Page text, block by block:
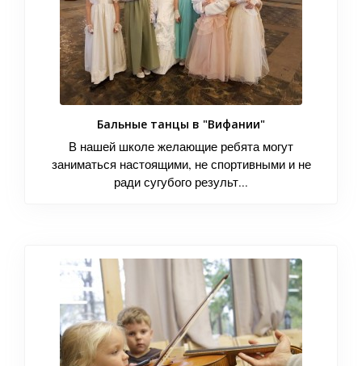
Бальные танцы в "Вифании"
В нашей школе желающие ребята могут
заниматься настоящими, не спортивными и не
ради сугубого результ...